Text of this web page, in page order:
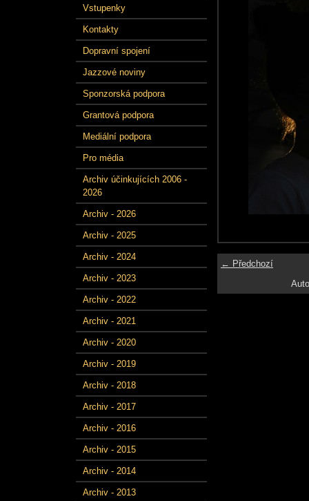
Vstupenky
Kontakty
Dopravní spojení
Jazzové noviny
Sponzorská podpora
Grantová podpora
Mediální podpora
Pro média
Archiv účinkujících 2006 -
2026
Archiv - 2026
Archiv - 2025
Archiv - 2024
Archiv - 2023
Archiv - 2022
Archiv - 2021
Archiv - 2020
Archiv - 2019
Archiv - 2018
Archiv - 2017
Archiv - 2016
Archiv - 2015
Archiv - 2014
Archiv - 2013
← Předchozí